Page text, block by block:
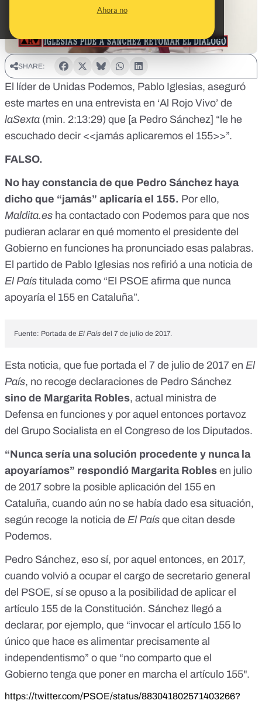
Ahora no
SHARE:
El líder de Unidas Podemos, Pablo Iglesias, aseguró
este martes en una entrevista en ‘Al Rojo Vivo’ de
laSexta (min. 2:13:29) que [a Pedro Sánchez] “le he
escuchado decir <<jamás aplicaremos el 155>>”.
FALSO.
No hay constancia de que Pedro Sánchez haya
dicho que “jamás” aplicaría el 155. Por ello,
Maldita.es ha contactado con Podemos para que nos
pudieran aclarar en qué momento el presidente del
Gobierno en funciones ha pronunciado esas palabras.
El partido de Pablo Iglesias nos refirió a una noticia de
El País titulada como “El PSOE afirma que nunca
apoyaría el 155 en Cataluña”.
Fuente: Portada de El País del 7 de julio de 2017.
Esta noticia, que fue portada el 7 de julio de 2017 en El
País, no recoge declaraciones de Pedro Sánchez
sino de Margarita Robles, actual ministra de
Defensa en funciones y por aquel entonces portavoz
del Grupo Socialista en el Congreso de los Diputados.
“Nunca sería una solución procedente y nunca la
apoyaríamos” respondió Margarita Robles en julio
de 2017 sobre la posible aplicación del 155 en
Cataluña, cuando aún no se había dado esa situación,
según recoge la noticia de El País que citan desde
Podemos.
Pedro Sánchez, eso sí, por aquel entonces, en 2017,
cuando volvió a ocupar el cargo de secretario general
del PSOE, sí se opuso a la posibilidad de aplicar el
artículo 155 de la Constitución. Sánchez llegó a
declarar, por ejemplo, que “invocar el artículo 155 lo
único que hace es alimentar precisamente al
independentismo” o que “no comparto que el
Gobierno tenga que poner en marcha el artículo 155".
https://twitter.com/PSOE/status/883041802571403266?